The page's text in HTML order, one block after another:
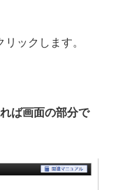
ックします。
ば画面の部分で